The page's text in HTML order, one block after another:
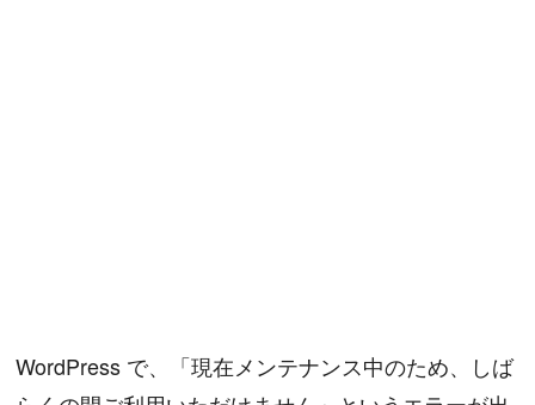
WordPress で、「現在メンテナンス中のため、しば